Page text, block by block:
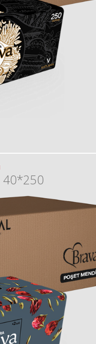
40*250